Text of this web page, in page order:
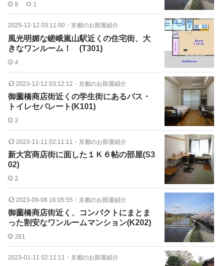
8 1
2025-12-12 03:11:00 ・ 京都のお部屋紹介
風光明媚な嵯峨嵐山駅近くの住宅街、大
きなワンルーム！ (T301)
4
2023-12-12 03:12:12 ・ 京都のお部屋紹介
御薗橋商店街近くの学生街にあるパス・
トイレセパレート(K101)
2
2023-11-11 02:11:11 ・ 京都のお部屋紹介
新大宮商店街に面した１Ｋ６帖の部屋(S3
02)
2
2023-09-08 16:05:55 ・ 京都のお部屋紹介
御薗橋商店街近く、コンパクトにまとま
った割安なワンルームマンション(K202)
261
2023-01-11 02:11:11 ・ 京都のお部屋紹介